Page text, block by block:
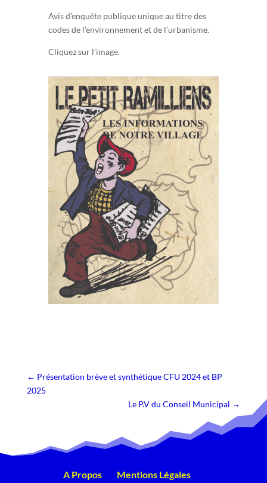
Avis d’enquête publique unique au titre des
codes de l’environnement et de l’urbanisme.
Cliquez sur l’image.
← Présentation brève et synthétique CFU 2024 et BP
2025
Le P.V du Conseil Municipal →
A Propos Mentions Légales